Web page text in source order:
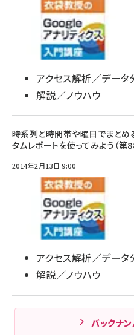
アクセス解析／データ
解説／ノウハウ
時系列と時間帯や曜日でまとめ
タムレポートを使ってみよう（第
2014年2月13日 9:00
アクセス解析／データ
解説／ノウハウ
バックナ